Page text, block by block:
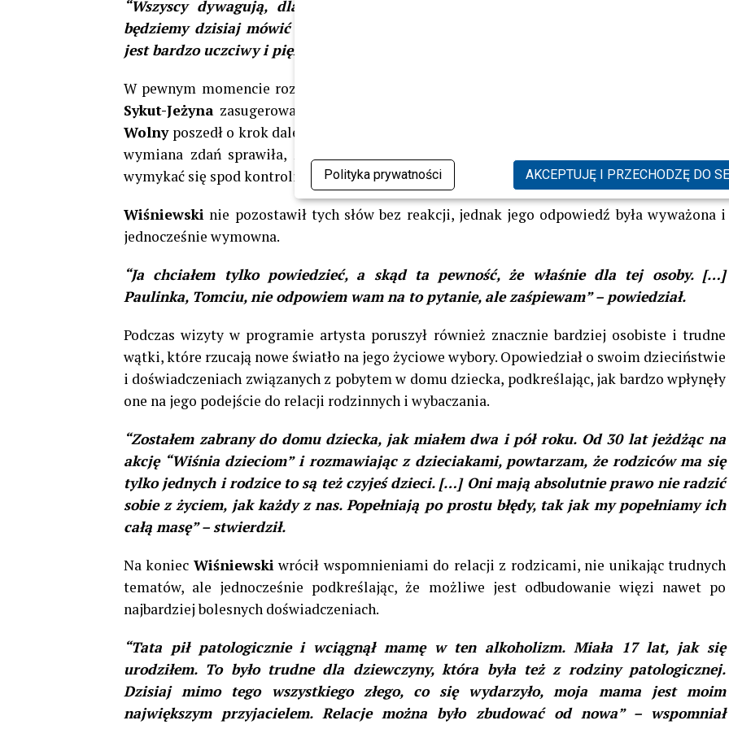
Polityka prywatności AKCEPTUJĘ I PRZECHODZĘ DO
“Wszyscy dywagują, dlaczego ta piosenka i dla kogo. Nic bardziej mylnego. Nie
będziemy dzisiaj mówić o tym, co poeta chciał powiedzieć, ale bardzo zapraszam. To
jest bardzo uczciwy i piękny utwór” – mówił.
W pewnym momencie rozmowa przybrała jednak nieco bardziej niezręczny obrót.
Sykut-Jeżyna zasugerowała, że doskonale wie, do kogo skierowany jest utwór, a
Wolnyposzedł o krok dalej, łącząc go bezpośrednio z niedawnym oświadczeniem artysty. Ta
wymiana zdań sprawiła, że atmosfera w studiu na chwilę zgęstniała, a sytuacja zaczęła
wymykać się spod kontroli.
Wiśniewski nie pozostawił tych słów bez reakcji, jednak jego odpowiedź była wyważona i
jednocześnie wymowna.
“Ja chciałem tylko powiedzieć, a skąd ta pewność, że właśnie dla tej osoby. […]
Paulinka, Tomciu, nie odpowiem wam na to pytanie, ale zaśpiewam” – powiedział.
Podczas wizyty w programie artysta poruszył również znacznie bardziej osobiste i trudne
wątki, które rzucają nowe światło na jego życiowe wybory. Opowiedział o swoim dzieciństwie
i doświadczeniach związanych z pobytem w domu dziecka, podkreślając, jak bardzo wpłynęły
one na jego podejście do relacji rodzinnych i wybaczania.
“Zostałem zabrany do domu dziecka, jak miałem dwa i pół roku. Od 30 lat jeżdżąc na
akcję “Wiśnia dzieciom” i rozmawiając z dzieciakami, powtarzam, że rodziców ma się
tylko jednych i rodzice to są też czyjeś dzieci. […] Oni mają absolutnie prawo nie radzić
sobie z życiem, jak każdy z nas. Popełniają po prostu błędy, tak jak my popełniamy ich
całą masę” – stwierdził.
Na koniec Wiśniewski wrócił wspomnieniami do relacji z rodzicami, nie unikając trudnych
tematów, ale jednocześnie podkreślając, że możliwe jest odbudowanie więzi nawet po
najbardziej bolesnych doświadczeniach.
“Tata pił patologicznie i wciągnął mamę w ten alkoholizm. Miała 17 lat, jak się
urodziłem. To było trudne dla dziewczyny, która była też z rodziny patologicznej.
Dzisiaj mimo tego wszystkiego złego, co się wydarzyło, moja mama jest moim
największym przyjacielem. Relacje można było zbudować od nowa” – wspomniał